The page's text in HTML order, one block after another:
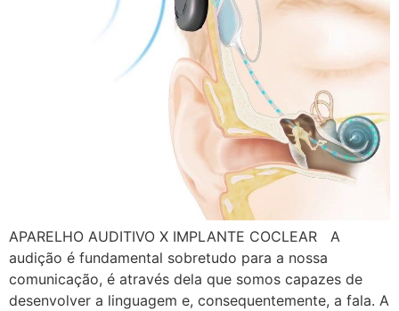
APARELHO AUDITIVO X IMPLANTE COCLEAR A
audição é fundamental sobretudo para a nossa
comunicação, é através dela que somos capazes de
desenvolver a linguagem e, consequentemente, a fala. A